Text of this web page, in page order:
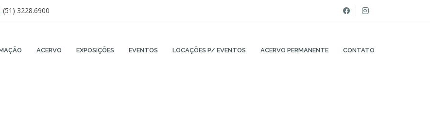
(51) 3228.6900
ACERVO EXPOSIÇÕES EVENTOS LOCAÇÕES P/ EVENTOS ACERVO PERMANENTE CONTATO